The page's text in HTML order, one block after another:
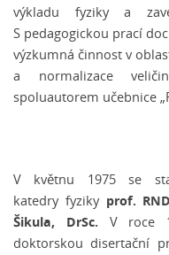
výkladu fyziky a
S pedagogickou prací
výzkumná činnost v
a normalizace
spoluautorem učebnice
V květnu 1975 se
katedry fyziky prof.
Šikula, DrSc. V roce
doktorskou disertační